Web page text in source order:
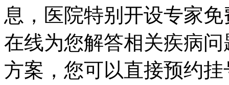
息，医院特别开设专家
在线为您解答相关疾病
方案，您可以直接预约挂